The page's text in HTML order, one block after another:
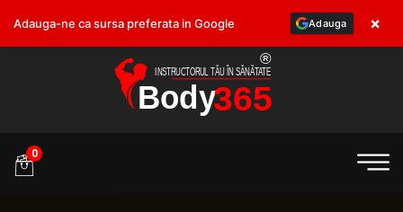
0
Adauga-ne ca sursa preferata in Google Adauga ×